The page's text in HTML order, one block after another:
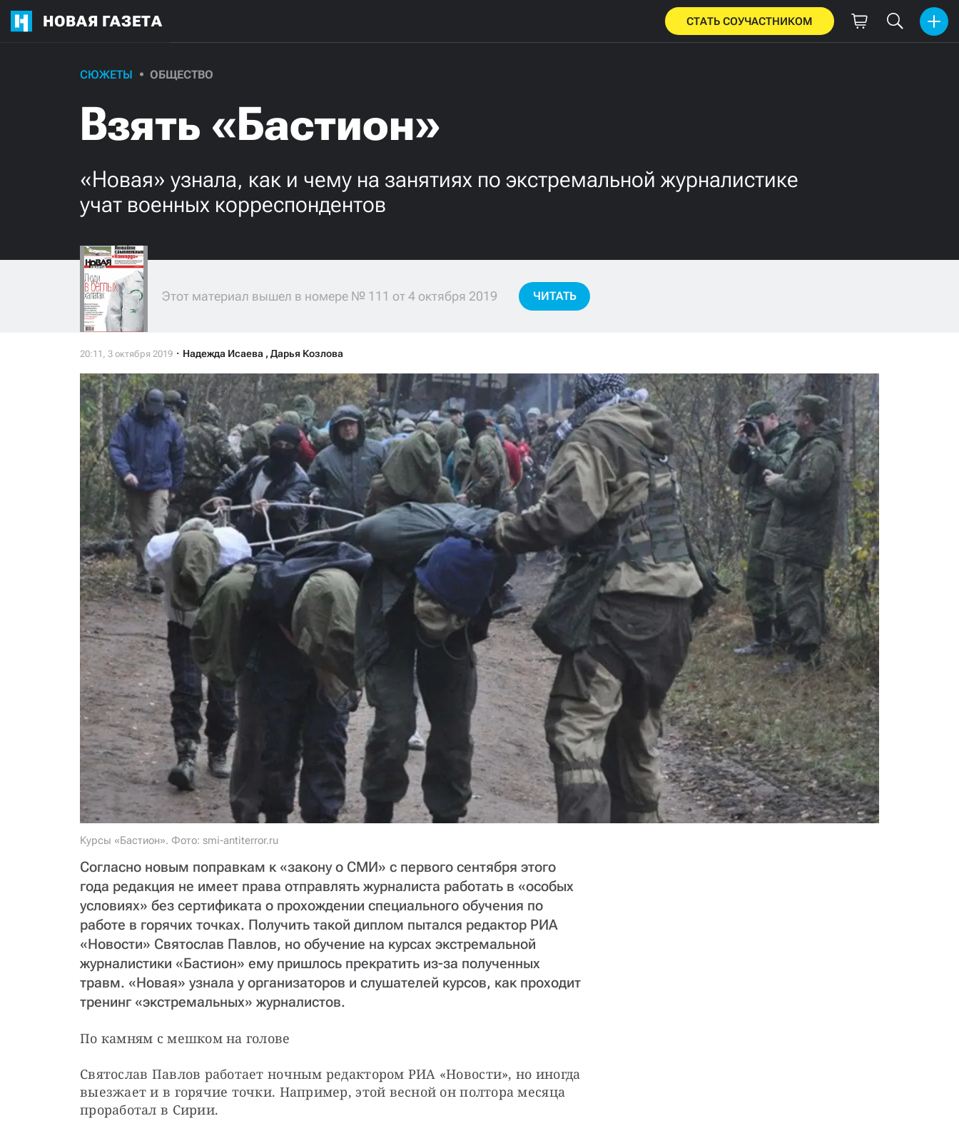
НОВАЯ ГАЗЕТА СТАТЬ СОУЧАСТНИКОМ
СЮЖЕТЫ ОБЩЕСТВО
Взять «Бастион»
«Новая» узнала, как и чему на занятиях по экстремальной журналистике
учат военных корреспондентов
Этот материал вышел в номере № 111 от 4 октября 2019 ЧИТАТЬ
Надежда Исаева , Дарья Козлова
Курсы «Бастион». Фото: smi-antiterror.ru
Согласно новым поправкам к «закону о СМИ» с первого сентября этого
года редакция не имеет права отправлять журналиста работать в «особых
условиях» без сертификата о прохождении специального обучения по
работе в горячих точках. Получить такой диплом пытался редактор РИА
«Новости» Святослав Павлов, но обучение на курсах экстремальной
журналистики «Бастион» ему пришлось прекратить из-за полученных
травм. «Новая» узнала у организаторов и слушателей курсов, как проходит
тренинг «экстремальных» журналистов.
По камням с мешком на голове
Святослав Павлов работает ночным редактором РИА «Новости», но иногда
выезжает и в горячие точки. Например, этой весной он полтора месяца
проработал в Сирии.